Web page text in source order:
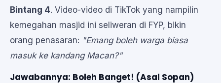
Bintang 4. Video-video di TikTok yang nampilin
kemegahan masjid ini seliweran di FYP, bikin
orang penasaran: "Emang boleh warga biasa
masuk ke kandang Macan?"
Jawabannya: Boleh Banget! (Asal Sopan)